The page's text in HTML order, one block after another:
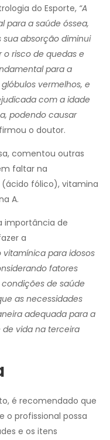
do Esporte, “A
para a saúde óssea,
absorção diminui
risco de quedas e
para a
vermelhos, e
com a idade
podendo causar
o doutor.
comentou outras
faltar na
(ácido fólico), vitamina
A.
importância de
a
vitamínica para idosos
fatores
de saúde
as necessidades
adequada para a
vida na terceira
é recomendado que
o profissional possa
e os itens